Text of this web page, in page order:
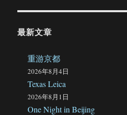
最新文章
重游京都
2026年8月4日
Texas Leica
2026年8月1日
One Night in Beijing